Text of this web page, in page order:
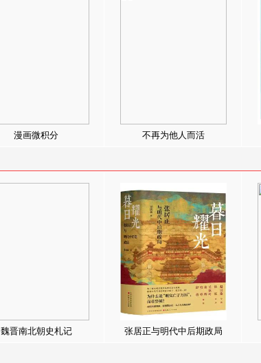
漫画微积分 不再为他人而活
魏晋南北朝史札记 张居正与明代中后期政局